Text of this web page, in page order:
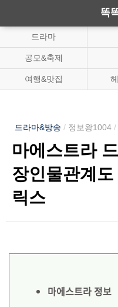
똑
드라마
공모&축제
여행&맛집
드라마&방송 / 정보왕1004 /
마에스트라
장인물관계
릭스
마에스트라 정보